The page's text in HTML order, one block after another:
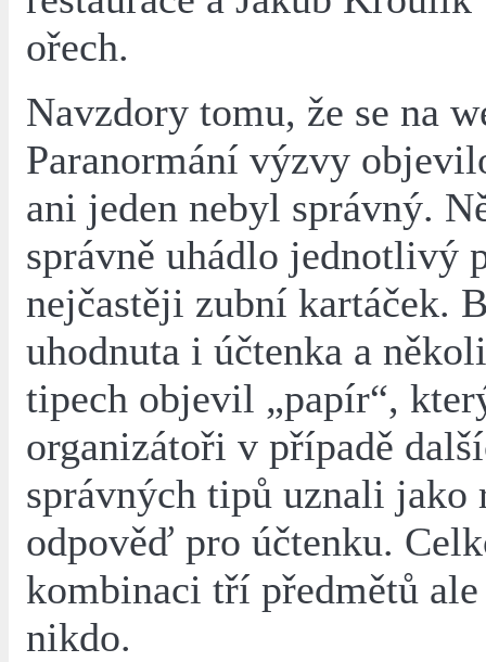
ořech.
Navzdory tomu, že se na
Paranormání výzvy
ani jeden nebyl správný.
správně uhádlo jednotlivý
nejčastěji zubní kartáček.
uhodnuta i účtenka a
tipech objevil „papír“,
organizátoři v případě
správných tipů uznali jako
odpověď pro účtenku.
kombinaci tří předmětů
nikdo.